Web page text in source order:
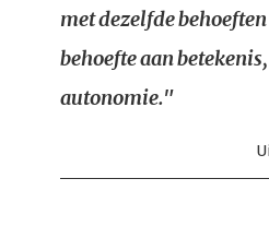
met dezelfde
behoefte aan
autonomie."